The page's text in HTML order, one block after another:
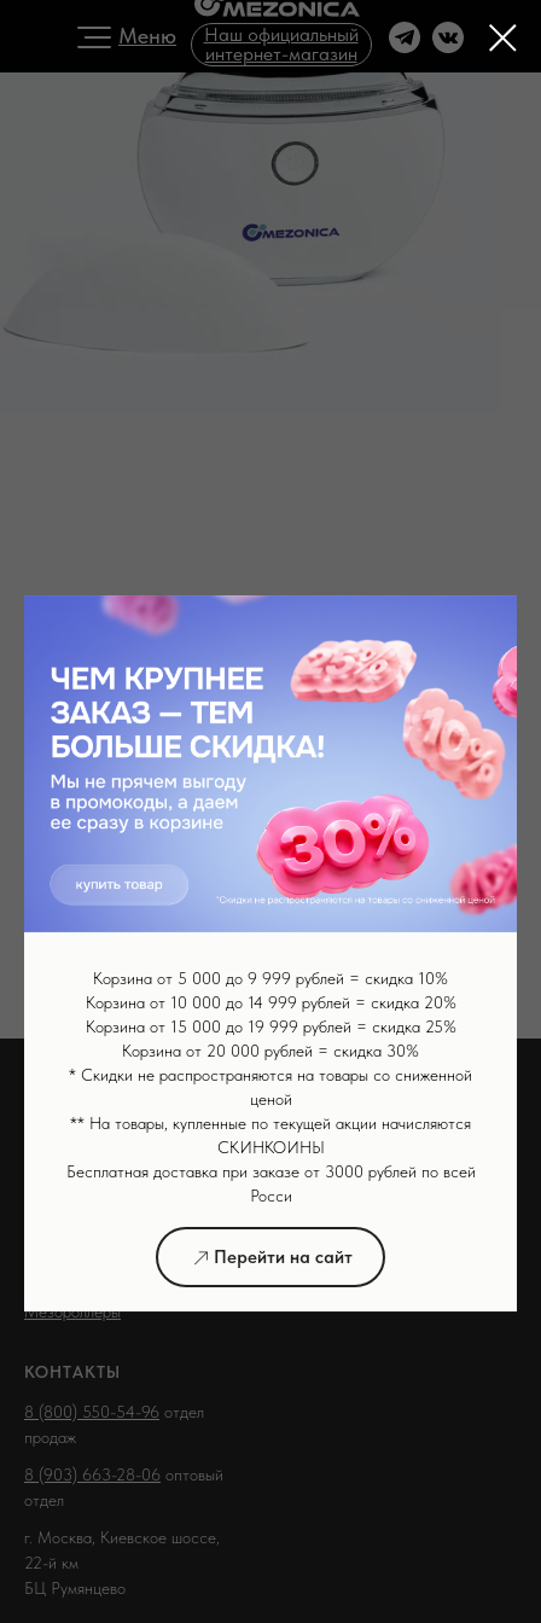
Меню
Наш официальный
интернет-магазин
КОСМЕТИЧЕСКИЕ
АППАРАТЫ
Аппараты
/
Главная
КАТАЛОГ ПРОДУКЦИИ
Массажеры
Косметические средства
Мезороллеры
ГДЕ КУПИТЬ
Ozon
Золотое Яблоко
Яндекс Маркет
КОНТАКТЫ
8 (800) 550-54-96 отдел
продаж
8 (903) 663-28-06 оптовый
отдел
г. Москва, Киевское шоссе,
22-й км
БЦ Румянцево
Корзина от 5 000 до 9 999 рублей = скидка 10%
Корзина от 10 000 до 14 999 рублей = скидка 20%
Корзина от 15 000 до 19 999 рублей = скидка 25%
Корзина от 20 000 рублей = скидка 30%
* Скидки не распространяются на товары со сниженной
ценой
** На товары, купленные по текущей акции начисляются
СКИНКОИНЫ
Бесплатная доставка при заказе от 3000 рублей по всей
Росси
Перейти на сайт